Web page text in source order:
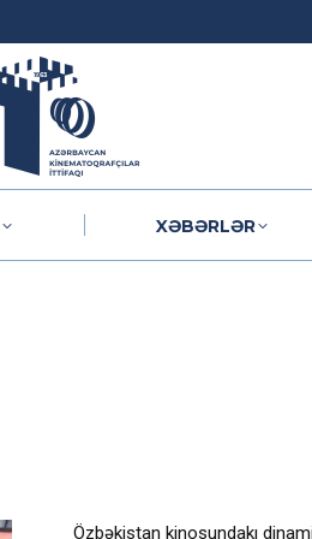
XƏBƏRLƏR
Özbəkistan kinosundakı